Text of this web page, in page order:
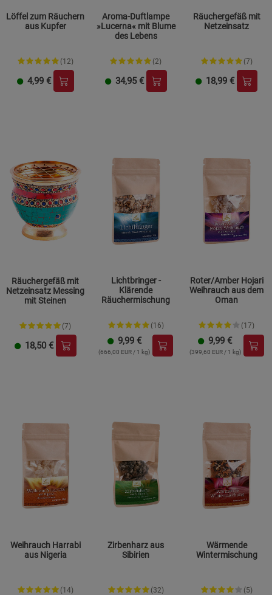
Löffel zum Räuchern
aus Kupfer
(12)
4,99 €
Aroma-Duftlampe
»Lucerna« mit Blume
des Lebens
(2)
34,95 €
Räuchergefäß mit
Netzeinsatz
(7)
18,99 €
Räuchergefäß mit
Netzeinsatz Messing
mit Steinen
(7)
18,50 €
Lichtbringer -
Klärende
Räuchermischung
(16)
9,99 €
(666,00 EUR / 1 kg)
Roter/Amber Hojari
Weihrauch aus dem
Oman
(17)
9,99 €
(399,60 EUR / 1 kg)
Weihrauch Harrabi
aus Nigeria
(14)
Zirbenharz aus
Sibirien
(32)
Wärmende
Wintermischung
(5)